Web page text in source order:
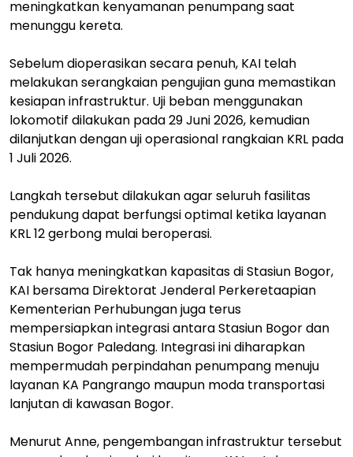
meningkatkan kenyamanan penumpang saat
menunggu kereta.
Sebelum dioperasikan secara penuh, KAI telah
melakukan serangkaian pengujian guna memastikan
kesiapan infrastruktur. Uji beban menggunakan
lokomotif dilakukan pada 29 Juni 2026, kemudian
dilanjutkan dengan uji operasional rangkaian KRL pada
1 Juli 2026.
Langkah tersebut dilakukan agar seluruh fasilitas
pendukung dapat berfungsi optimal ketika layanan
KRL 12 gerbong mulai beroperasi.
Tak hanya meningkatkan kapasitas di Stasiun Bogor,
KAI bersama Direktorat Jenderal Perkeretaapian
Kementerian Perhubungan juga terus
mempersiapkan integrasi antara Stasiun Bogor dan
Stasiun Bogor Paledang. Integrasi ini diharapkan
mempermudah perpindahan penumpang menuju
layanan KA Pangrango maupun moda transportasi
lanjutan di kawasan Bogor.
Menurut Anne, pengembangan infrastruktur tersebut